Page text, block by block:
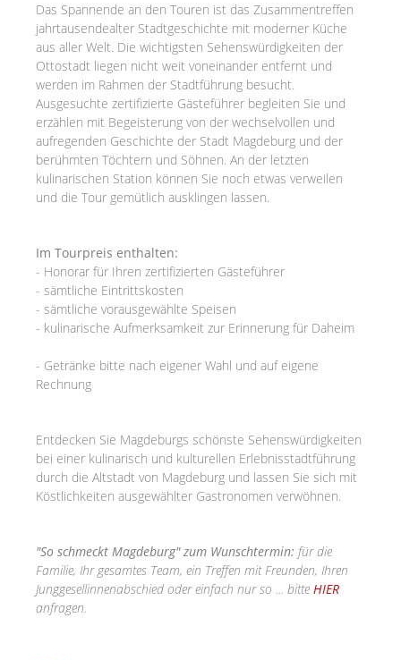
Das Spannende an den Touren ist das Zusammentreffen
jahrtausendealter Stadtgeschichte mit moderner Küche
aus aller Welt. Die wichtigsten Sehenswürdigkeiten der
Ottostadt liegen nicht weit voneinander entfernt und
werden im Rahmen der Stadtführung besucht.
Ausgesuchte zertifizierte Gästeführer begleiten Sie und
erzählen mit Begeisterung von der wechselvollen und
aufregenden Geschichte der Stadt Magdeburg und der
berühmten Töchtern und Söhnen. An der letzten
kulinarischen Station können Sie noch etwas verweilen
und die Tour gemütlich ausklingen lassen.
Im Tourpreis enthalten:
- Honorar für Ihren zertifizierten Gästeführer
- sämtliche Eintrittskosten
- sämtliche vorausgewählte Speisen
- kulinarische Aufmerksamkeit zur Erinnerung für Daheim
- Getränke bitte nach eigener Wahl und auf eigene
Rechnung
Entdecken Sie Magdeburgs schönste Sehenswürdigkeiten
bei einer kulinarisch und kulturellen Erlebnisstadtführung
durch die Altstadt von Magdeburg und lassen Sie sich mit
Köstlichkeiten ausgewählter Gastronomen verwöhnen.
"So schmeckt Magdeburg" zum Wunschtermin: für die
Familie, Ihr gesamtes Team, ein Treffen mit Freunden, Ihren
Junggesellinnenabschied oder einfach nur so ... bitte HIER
anfragen.